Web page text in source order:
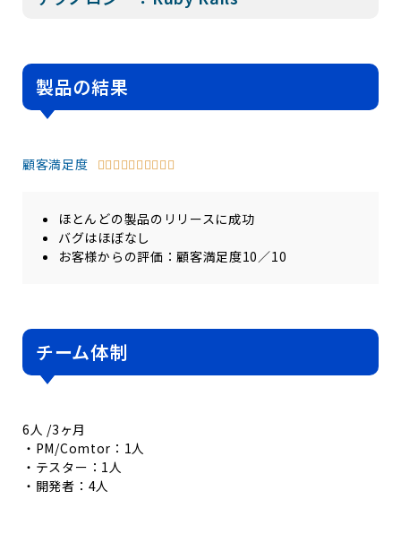
製品の結果
顧客満足度 
ほとんどの製品のリリースに成功
バグはほぼなし
お客様からの評価：顧客満足度10／10
チーム体制
6人 /3ヶ月
・PM/Comtor：1人
・テスター：1人
・開発者：4人